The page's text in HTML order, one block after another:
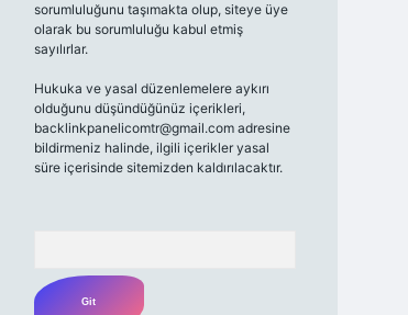
sorumluluğunu taşımakta olup, siteye üye
olarak bu sorumluluğu kabul etmiş
sayılırlar.
Hukuka ve yasal düzenlemelere aykırı
olduğunu düşündüğünüz içerikleri,
backlinkpanelicomtr@gmail.comadresine
bildirmeniz halinde, ilgili içerikler yasal
süre içerisinde sitemizden kaldırılacaktır.